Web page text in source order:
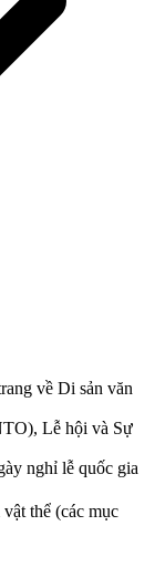
về Di sản văn
Lễ hội và Sự
nghỉ lễ quốc gia
thể (các mục